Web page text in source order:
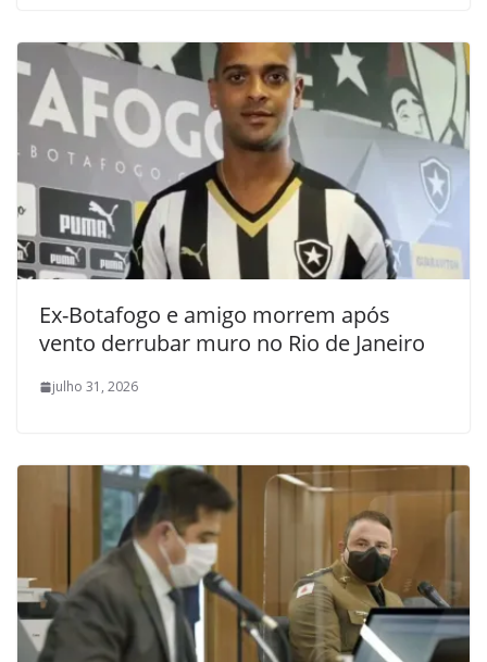
Ex-Botafogo e amigo morrem após
vento derrubar muro no Rio de Janeiro
julho 31, 2026